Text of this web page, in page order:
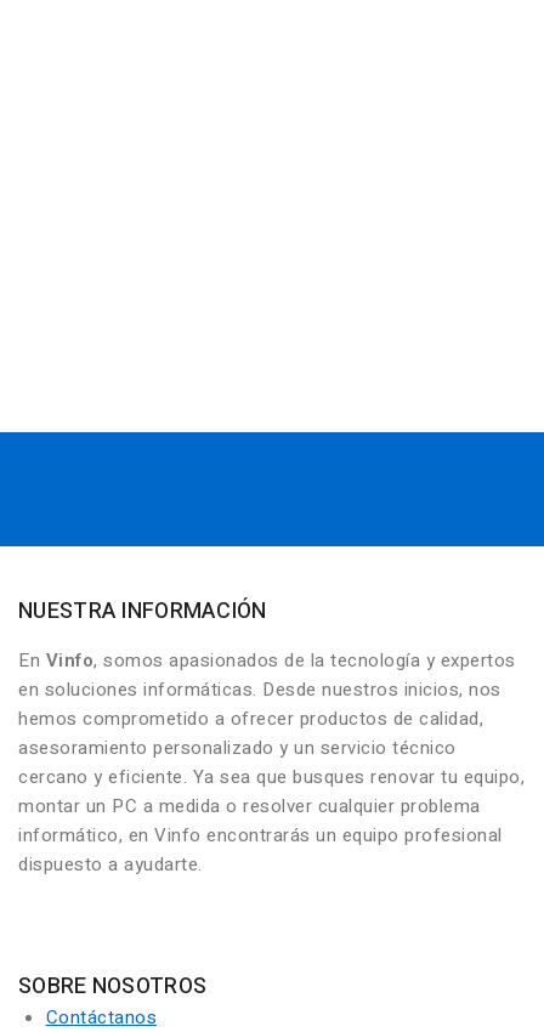
NUESTRA INFORMACIÓN
En Vinfo, somos apasionados de la tecnología y expertos
en soluciones informáticas. Desde nuestros inicios, nos
hemos comprometido a ofrecer productos de calidad,
asesoramiento personalizado y un servicio técnico
cercano y eficiente. Ya sea que busques renovar tu equipo,
montar un PC a medida o resolver cualquier problema
informático, en Vinfo encontrarás un equipo profesional
dispuesto a ayudarte.
SOBRE NOSOTROS
Contáctanos